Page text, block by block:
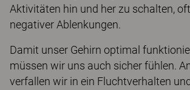
Aktivitäten hin und her zu schalten,
negativer Ablenkungen.
Damit unser Gehirn optimal
müssen wir uns auch sicher fühlen.
verfallen wir in ein Fluchtverhalten